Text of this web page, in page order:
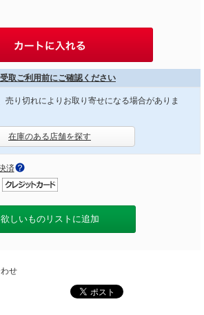
取ご利用前にご確認ください
売り切れによりお取り寄せになる場合がありま
在庫のある店舗を探す
済
欲しいものリストに追加
せ